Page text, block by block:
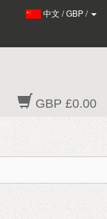
中文 /GBP/
GBP £0.00